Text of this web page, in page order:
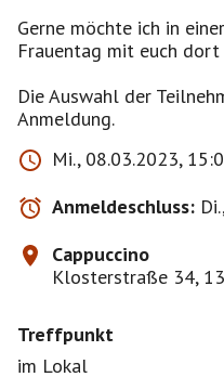
Gerne möchte ich in
Frauentag mit euch dort
Die Auswahl der
Anmeldung.
Mi., 08.03.2023,
Anmeldeschluss:
Cappuccino
Klosterstraße 34,
Treffpunkt
im Lokal